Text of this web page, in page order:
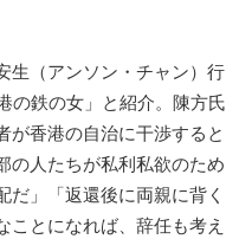
生（アンソン・チャン）行
の鉄の女」と紹介。陳方氏
が香港の自治に干渉すると
の人たちが私利私欲のため
だ」「返還後に両親に背く
ことになれば、辞任も考え